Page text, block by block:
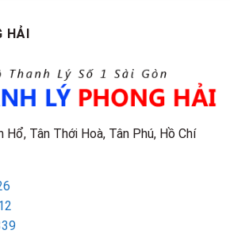
HẢI
Hổ, Tân Thới Hoà, Tân Phú, Hồ Chí